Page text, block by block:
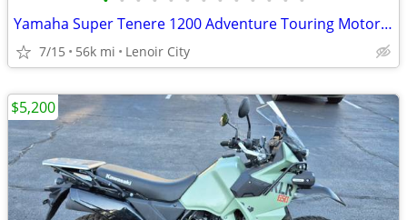
Yamaha Super Tenere 1200 Adventure Touring Motorcycle — Shaft Drive, ABS, Crui
7/15 56k mi Lenoir City
$5,200